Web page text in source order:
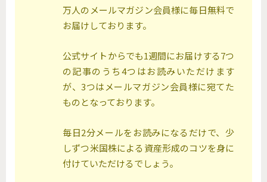
万人のメールマガジン会員様に毎日無料で
お届けしております。
公式サイトからでも1週間にお届けする7つ
の記事のうち4つはお読みいただけます
が、3つはメールマガジン会員様に宛てた
ものとなっております。
毎日2分メールをお読みになるだけで、少
しずつ米国株による資産形成のコツを身に
付けていただけるでしょう。